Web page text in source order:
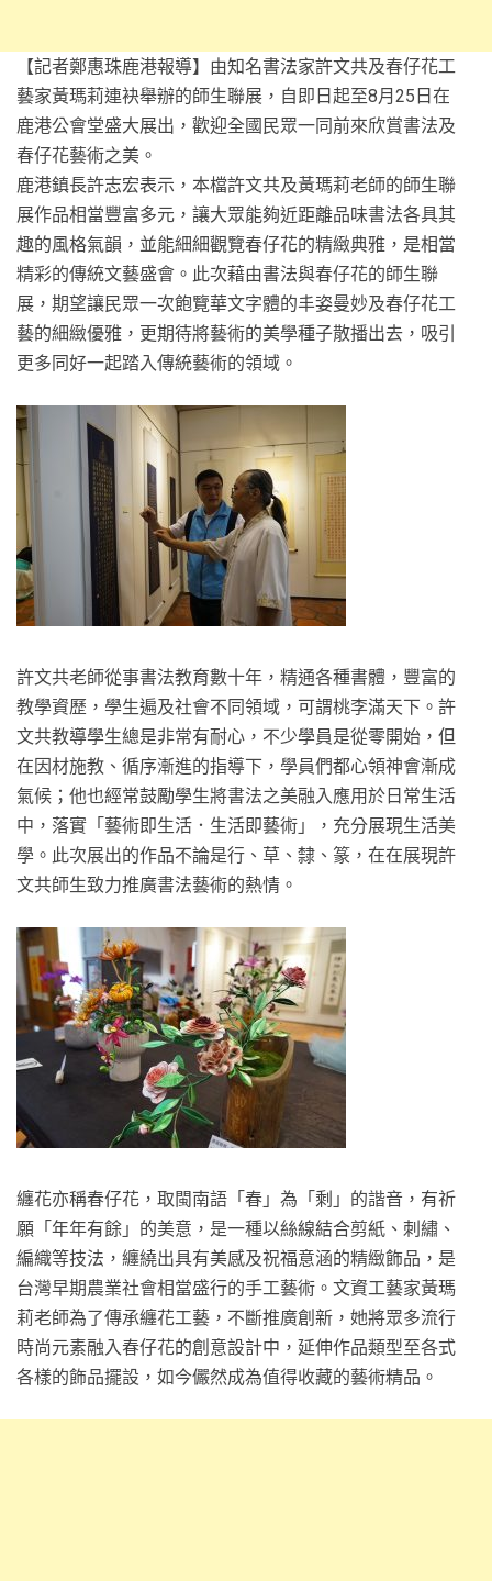
【記者鄭惠珠鹿港報導】由知名書法家許文共及春仔花工
藝家黃瑪莉連袂舉辦的師生聯展，自即日起至8月25日在
鹿港公會堂盛大展出，歡迎全國民眾一同前來欣賞書法及
春仔花藝術之美。
鹿港鎮長許志宏表示，本檔許文共及黃瑪莉老師的師生聯
展作品相當豐富多元，讓大眾能夠近距離品味書法各具其
趣的風格氣韻，並能細細觀覽春仔花的精緻典雅，是相當
精彩的傳統文藝盛會。此次藉由書法與春仔花的師生聯
展，期望讓民眾一次飽覽華文字體的丰姿曼妙及春仔花工
藝的細緻優雅，更期待將藝術的美學種子散播出去，吸引
更多同好一起踏入傳統藝術的領域。
許文共老師從事書法教育數十年，精通各種書體，豐富的
教學資歷，學生遍及社會不同領域，可謂桃李滿天下。許
文共教導學生總是非常有耐心，不少學員是從零開始，但
在因材施教、循序漸進的指導下，學員們都心領神會漸成
氣候；他也經常鼓勵學生將書法之美融入應用於日常生活
中，落實「藝術即生活．生活即藝術」，充分展現生活美
學。此次展出的作品不論是行、草、隸、篆，在在展現許
文共師生致力推廣書法藝術的熱情。
纏花亦稱春仔花，取閩南語「春」為「剩」的諧音，有祈
願「年年有餘」的美意，是一種以絲線結合剪紙、刺繡、
編織等技法，纏繞出具有美感及祝福意涵的精緻飾品，是
台灣早期農業社會相當盛行的手工藝術。文資工藝家黃瑪
莉老師為了傳承纏花工藝，不斷推廣創新，她將眾多流行
時尚元素融入春仔花的創意設計中，延伸作品類型至各式
各樣的飾品擺設，如今儼然成為值得收藏的藝術精品。